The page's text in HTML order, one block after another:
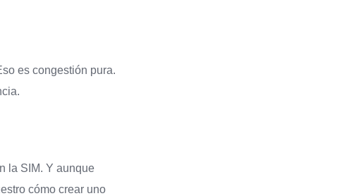
es congestión pura.
la SIM. Y aunque
cómo crear uno